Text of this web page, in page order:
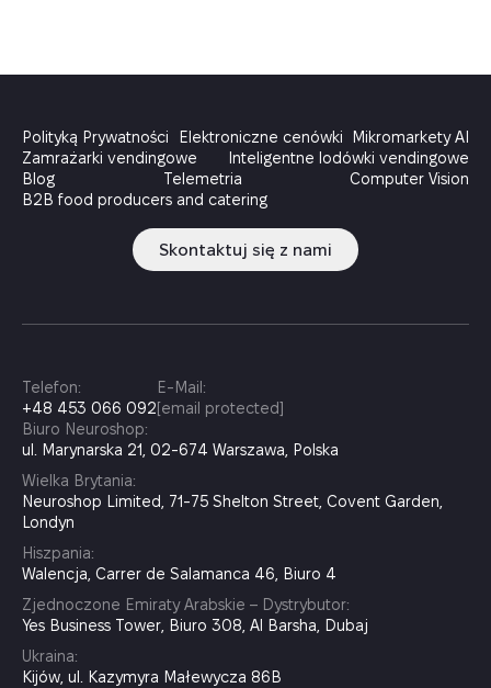
Polityką Prywatności Elektroniczne cenówki
Mikromarkety AI
Zamrażarki vendingowe
Inteligentne lodówki vendingowe
Blog
Telemetria
Computer Vision
B2B food producers and catering
Skontaktuj się z nami
Telefon:
+48 453 066 092
E-Mail:
[email protected]
Biuro Neuroshop:
ul. Marynarska 21, 02-674 Warszawa, Polska
Wielka Brytania:
Neuroshop Limited, 71-75 Shelton Street, Covent Garden,
Londyn
Hiszpania:
Walencja, Carrer de Salamanca 46, Biuro 4
Zjednoczone Emiraty Arabskie – Dystrybutor:
Yes Business Tower, Biuro 308, Al Barsha, Dubaj
Ukraina:
Kijów, ul. Kazymyra Małewycza 86B